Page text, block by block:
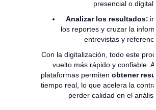
presencial o digital.
Analizar los resultados:
los reportes y cruzar la
entrevistas y
Con la digitalización, todo este
vuelto más rápido y confiable.
plataformas permiten obtener
tiempo real, lo que acelera la
perder calidad en el análisis.